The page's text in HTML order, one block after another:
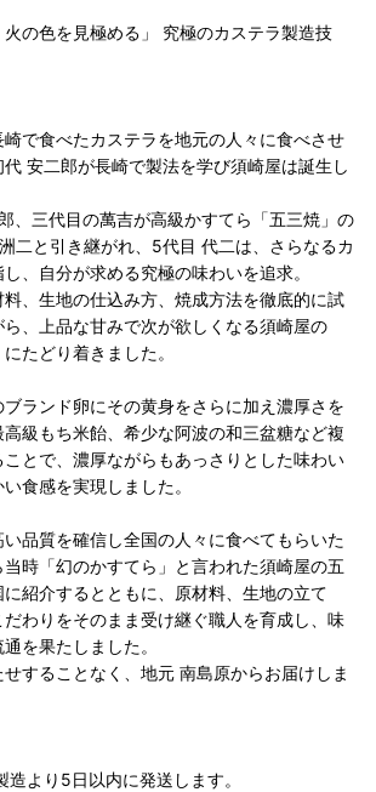
火の色を見極める」 究極のカステラ製造技
で食べたカステラを地元の人々に食べさせ
安二郎が長崎で製法を学び須崎屋は誕生し
、三代目の萬吉が高級かすてら「五三焼」の
二と引き継がれ、5代目 代二は、さらなるカ
、自分が求める究極の味わいを追求。
、生地の仕込み方、焼成方法を徹底的に試
、上品な甘みで次が欲しくなる須崎屋の
たどり着きました。
ランド卵にその黄身をさらに加え濃厚さを
級もち米飴、希少な阿波の和三盆糖など複
とで、濃厚ながらもあっさりとした味わい
食感を実現しました。
品質を確信し全国の人々に食べてもらいた
時「幻のかすてら」と言われた須崎屋の五
紹介するとともに、原材料、生地の立て
わりをそのまま受け継ぐ職人を育成し、味
を果たしました。
することなく、地元 南島原からお届けしま
より5日以内に発送します。